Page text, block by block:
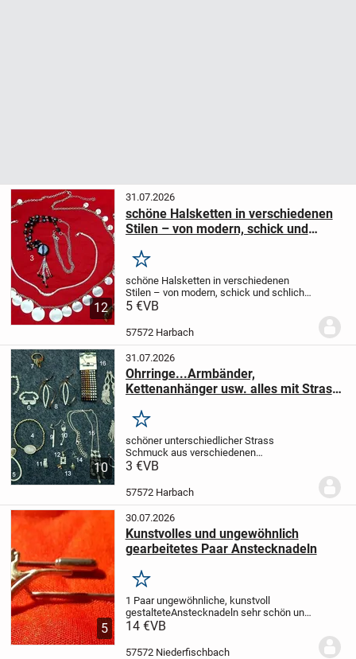
12
31.07.2026
schöne Halsketten in verschiedenen
Stilen – von modern, schick und
Merken
schöne Halsketten in verschiedenen
Stilen – von modern, schick und schlicht
bis Boho
Metall, schwere Qualität
112cm...
5 €VB
57572 Harbach
10
31.07.2026
Ohrringe...Armbänder,
Kettenanhänger usw. alles mit Strass
Merken
schöner unterschiedlicher Strass
Schmuck aus verschiedenen
ZeitenOhrringe...Armbänder,
Steinen versehen
3 €VB
57572 Harbach
5
30.07.2026
Kunstvolles und ungewöhnlich
gearbeitetes Paar Anstecknadeln
Merken
1 Paar ungewöhnliche, kunstvoll
gestalteteAnstecknadeln sehr schön und
filigran gearbeitet, mit Nadelschutz
(wahrscheinlich versilbert, da eine Nadel
14 €VB
57572 Niederfischbach